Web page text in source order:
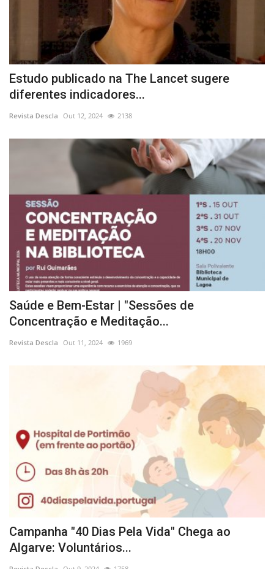
Estudo publicado na The Lancet sugere
diferentes indicadores...
Revista Descla Out 12, 2024 2138
Saúde e Bem-Estar | "Sessões de
Concentração e Meditação...
Revista Descla Out 11, 2024 1969
Campanha "40 Dias Pela Vida" Chega ao
Algarve: Voluntários...